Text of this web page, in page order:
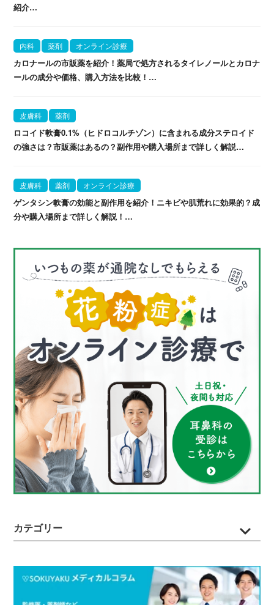
紹介…
内科 薬剤 オンライン診療
カロナールの市販薬を紹介！薬局で処方されるタイレノールとカロナ
ールの成分や価格、購入方法を比較！…
皮膚科 薬剤
ロコイド軟膏0.1%（ヒドロコルチゾン）に含まれる成分ステロイド
の強さは？市販薬はあるの？副作用や購入場所まで詳しく解説…
皮膚科 薬剤 オンライン診療
ゲンタシン軟膏の効能と副作用を紹介！ニキビや肌荒れに効果的？成
分や購入場所まで詳しく解説！…
カテゴリー